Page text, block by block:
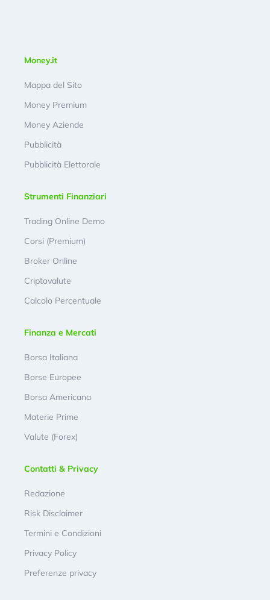
Money.it
Mappa del Sito
Money Premium
Money Aziende
Pubblicità
Pubblicità Elettorale
Strumenti Finanziari
Trading Online Demo
Corsi (Premium)
Broker Online
Criptovalute
Calcolo Percentuale
Finanza e Mercati
Borsa Italiana
Borse Europee
Borsa Americana
Materie Prime
Valute (Forex)
Contatti & Privacy
Redazione
Risk Disclaimer
Termini e Condizioni
Privacy Policy
Preferenze privacy